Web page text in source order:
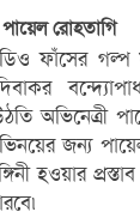
রোহতাগি
ফাঁসের গল্প
অভিনেত্রী
জন্য
হওয়ার